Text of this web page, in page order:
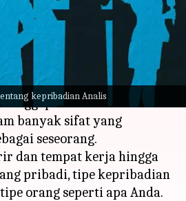
kepribadian Analis
2023 11:25 am
kita membanggakan
unik dalam diri
banyak sifat yang
seseorang.
dan tempat kerja hingga
pribadi, tipe kepribadian
orang seperti apa Anda.